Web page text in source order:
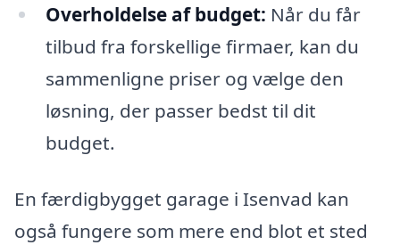
Overholdelse af budget: Når du får
tilbud fra forskellige firmaer, kan du
sammenligne priser og vælge den
løsning, der passer bedst til dit
budget.
En færdigbygget garage i Isenvad kan
også fungere som mere end blot et sted